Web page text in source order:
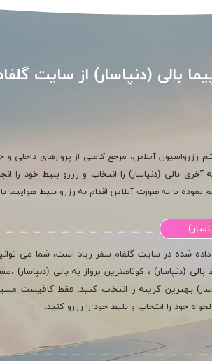
بالی (دنپاسار) از سایت
آنلاین، مرجع کاملی از پروازهای داخلی و
بالی (دنپاسار) را انتخاب و رزرو بلیط خود را
نموده تا به صورت آنلاین اقدام به رزرو بلیط
داده شده در سایت گلفام سفر زیاد است، شما می
(دنپاسار) ، کوتاهترین پرواز به بالی (دنپاسار)
بهترین گزینه را انتخاب کنید. فقط کافیست
خود را انتخاب و بلیط خود را رزرو کنید.